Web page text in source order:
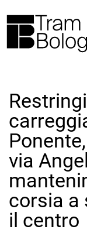
via
corsia a
il centro